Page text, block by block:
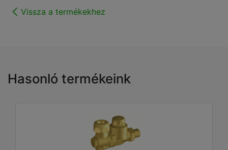
Vissza a termékekhez
Hasonló termékeink